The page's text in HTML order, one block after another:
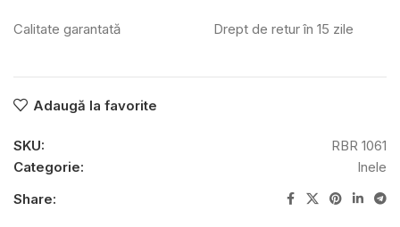
Calitate garantată Drept de retur în 15 zile
Adaugă la favorite
SKU:
RBR 1061
Categorie:
Inele
Share: